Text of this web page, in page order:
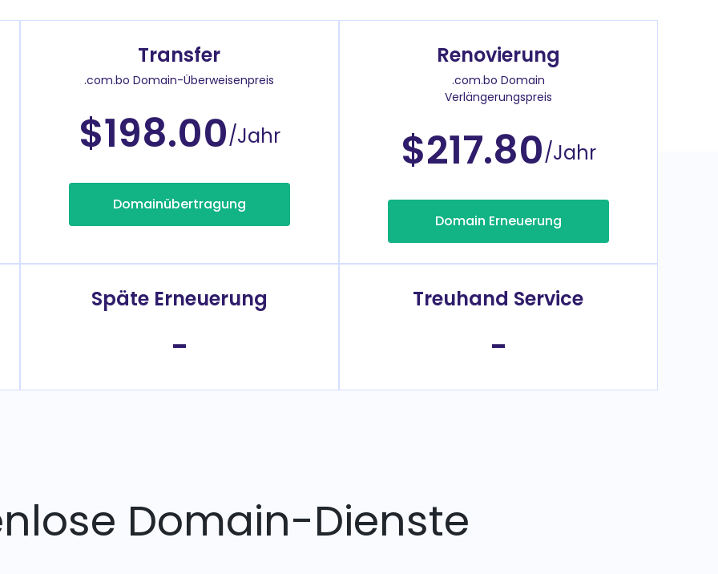
Transfer
.com.bo Domain-Überweisenpreis
$198.00/Jahr
Domainübertragung
Renovierung
.com.bo Domain
Verlängerungspreis
$217.80/Jahr
Domain Erneuerung
Späte Erneuerung
-
Treuhand Service
-
Domain-Dienste